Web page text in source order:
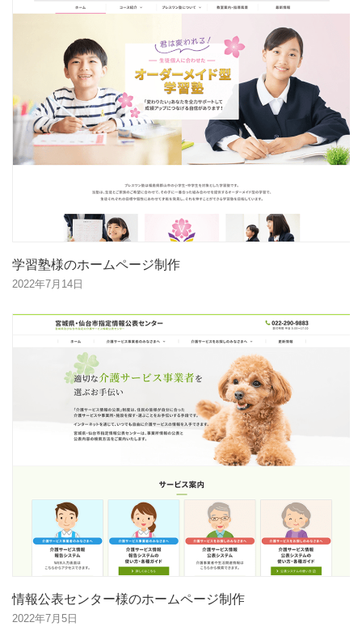
学習塾様のホームページ制作
2022年7月14日
情報公表センター様のホームページ制作
2022年7月5日